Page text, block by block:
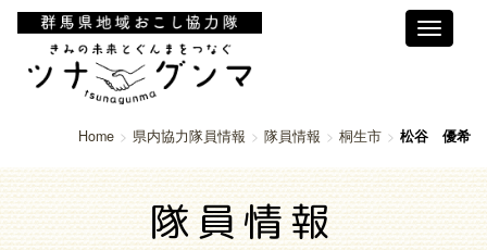
Toggle
Home 県内協力隊員情報 隊員情報 桐生市 松谷 優希
隊員情報